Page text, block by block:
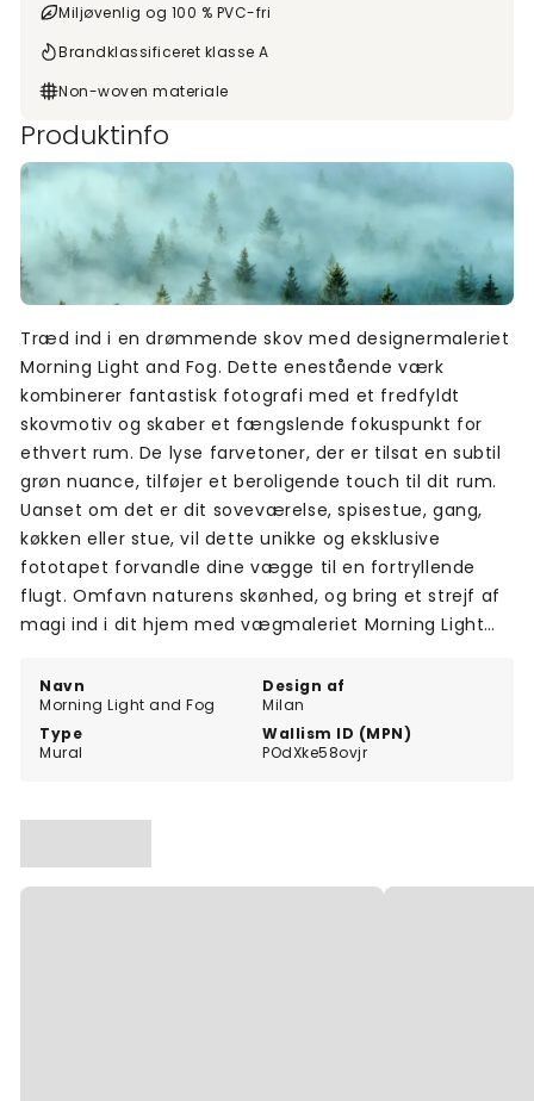
Miljøvenlig og 100 % PVC-fri
Brandklassificeret klasse A
Non-woven materiale
Produktinfo
Navn
Morning Light and Fog
Design af
Milan
Type
Mural
Wallism ID (MPN)
POdXke58ovjr
Træd ind i en drømmende skov med designermaleriet
Morning Light and Fog. Dette enestående værk
kombinerer fantastisk fotografi med et fredfyldt
skovmotiv og skaber et fængslende fokuspunkt for
ethvert rum. De lyse farvetoner, der er tilsat en subtil
grøn nuance, tilføjer et beroligende touch til dit rum.
Uanset om det er dit soveværelse, spisestue, gang,
køkken eller stue, vil dette unikke og eksklusive
fototapet forvandle dine vægge til en fortryllende
flugt. Omfavn naturens skønhed, og bring et strejf af
magi ind i dit hjem med vægmaleriet Morning Light